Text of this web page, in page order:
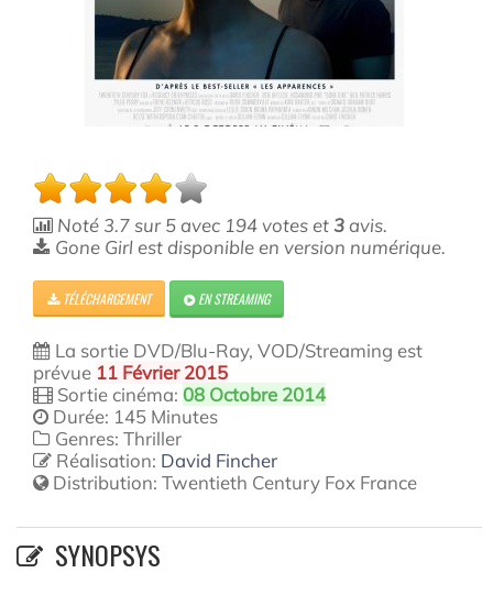
Noté 3.7sur5 avec 194votes et3 avis.
Gone Girl est disponible en version numérique.
TÉLÉCHARGEMENT EN STREAMING
La sortie DVD/Blu-Ray, VOD/Streaming est
prévue 11 Février 2015
Sortie cinéma: 08 Octobre 2014
Durée: 145 Minutes
Genres: Thriller
Réalisation: David Fincher
Distribution: Twentieth Century Fox France
SYNOPSYS